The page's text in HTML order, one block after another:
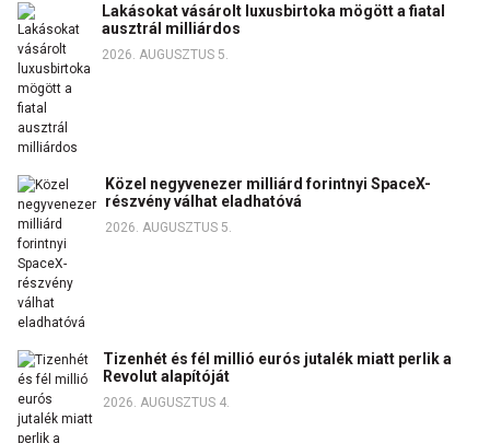
Lakásokat vásárolt luxusbirtoka mögött a fiatal
ausztrál milliárdos
2026. AUGUSZTUS 5.
Közel negyvenezer milliárd forintnyi SpaceX-
részvény válhat eladhatóvá
2026. AUGUSZTUS 5.
Tizenhét és fél millió eurós jutalék miatt perlik a
Revolut alapítóját
2026. AUGUSZTUS 4.